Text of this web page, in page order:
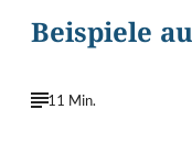
Beispiele
11 Min.